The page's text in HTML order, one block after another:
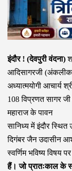
इंदौर ! (देवपुरी वंदना)
आदिसागरजी
अध्यात्मयोगी आचार्य
108 विप्रणत सागर
महाराज के पावन
सानिध्य में इंदौर
दिगंबर जैन उदासीन
स्वर्णिम भविष्य विषय
हैं। जो प्रातःकाल के